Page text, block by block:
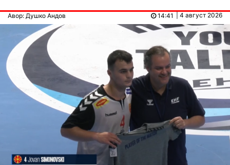
Авор: Душко Андов | 4 август 2026
14:41